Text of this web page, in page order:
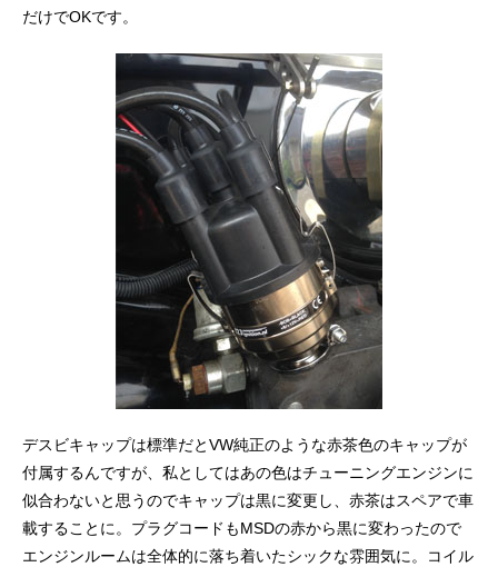
だけでOKです。
デスビキャップは標準だとVW純正のような赤茶色のキャップが
付属するんですが、私としてはあの色はチューニングエンジンに
似合わないと思うのでキャップは黒に変更し、赤茶はスペアで車
載することに。プラグコードもMSDの赤から黒に変わったので
エンジンルームは全体的に落ち着いたシックな雰囲気に。コイル